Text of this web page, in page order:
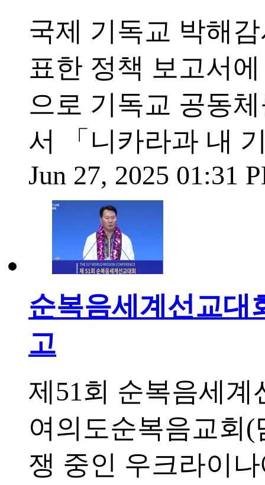
국제 기독교 박해
표한 정책 보고서
으로 기독교 공동
서 「니카라과 내
Jun 27, 2025 01:31
순복음세계선교대
고
제51회 순복음세계
여의도순복음교회
쟁 중인 우크라이